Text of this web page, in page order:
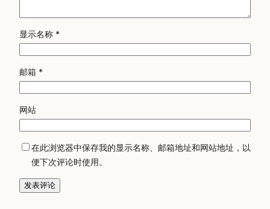
显示名称 *
邮箱 *
网站
在此浏览器中保存我的显示名称、邮箱地址和网站地址，以
便下次评论时使用。